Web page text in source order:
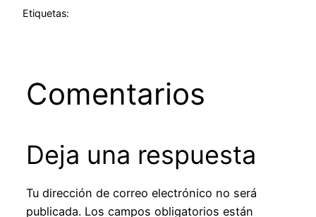
Etiquetas:
Comentarios
Deja una respuesta
Tu dirección de correo electrónico no será
publicada. Los campos obligatorios están